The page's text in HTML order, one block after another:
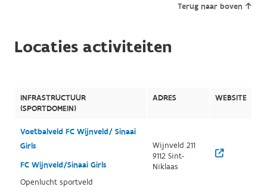
Terug naar boven
Locaties activiteiten
INFRASTRUCTUUR
(SPORTDOMEIN)
ADRES WEBSITE
Voetbalveld FC Wijnveld/ Sinaai
Girls
FC Wijnveld/Sinaai Girls
Openlucht sportveld
Wijnveld 211
9112 Sint-
Niklaas